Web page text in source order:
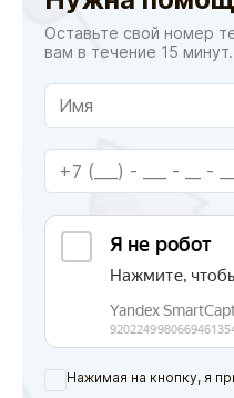
Оставьте свой номер
вам в течение 15 минут.
Нажимая на кнопку, я